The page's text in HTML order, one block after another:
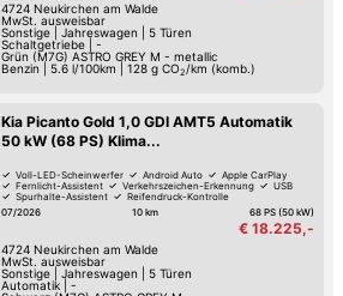
4724 Neukirchen am Walde
MwSt. ausweisbar
Sonstige| Jahreswagen
5 Türen
Schaltgetriebe| -
Grün (M7G) ASTRO GREY M - metallic
Benzin
5.6 l/100km 128 g CO2 /km (komb.)
Kia Picanto Gold 1,0 GDI AMT5 Automatik
50 kW (68 PS) Klima...
Voll-LED-Scheinwerfer Android Auto
Apple CarPlay
Fernlicht-Assistent
Verkehrszeichen-Erkennung
USB
Spurhalte-Assistent
Reifendruck-Kontrolle
07/2026
10 km 68 PS (50 kW)
€ 18.225,-
4724 Neukirchen am Walde
MwSt. ausweisbar
Sonstige| Jahreswagen
5 Türen
Automatik| -